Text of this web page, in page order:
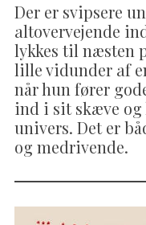
Der er svipsere
altovervejende
lykkes til næsten
lille vidunder af
når hun fører
ind i sit skæve
univers. Det er
og medrivende.